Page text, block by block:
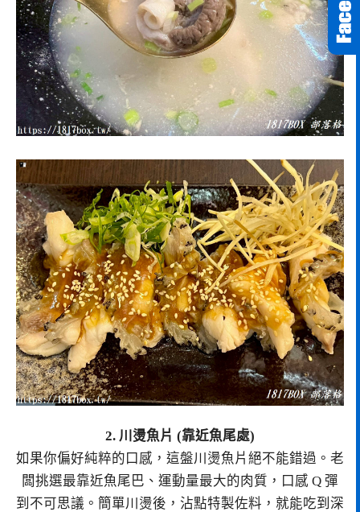
2. 川燙魚片 (靠近魚尾處)
如果你偏好純粹的口感，這盤川燙魚片絕不能錯過。老
闆挑選最靠近魚尾巴、運動量最大的肉質，口感 Q 彈
到不可思議。簡單川燙後，沾點特製佐料，就能吃到深